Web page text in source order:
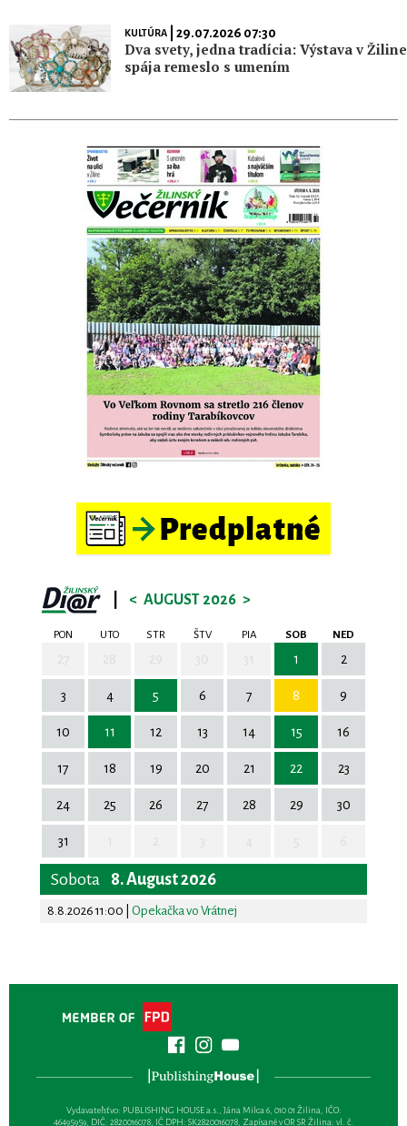
KULTÚRA| 29.07.2026 07:30
Dva svety, jedna tradícia: Výstava v Žiline
spája remeslo s umením
< AUGUST 2026 >
PON UTO STR ŠTV PIA SOB NED
1 2
3 4 5 6 7 8 9
10 11 12 13 14 15 16
17 18 19 20 21 22 23
24 25 26 27 28 29 30
31
Sobota 8. August 2026
8.8.2026 11:00 Opekačka vo Vrátnej
Vydavateľsťvo: PUBLISHING HOUSE a.s., Jána Milca 6, 010 01 Žilina, IČO:
46495959, DIČ: 2820016078, IČ DPH: SK2820016078, Zapísané v OR SR Žilina: vl. č.